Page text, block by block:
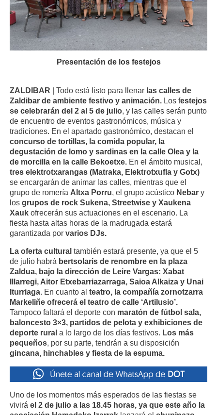
Presentación de los festejos
ZALDIBAR | Todo está listo para llenar las calles de
Zaldibar de ambiente festivo y animación. Los festejos
se celebrarán del 2 al 5 de julio, y las calles serán punto
de encuentro de eventos gastronómicos, música y
tradiciones. En el apartado gastronómico, destacan el
concurso de tortillas, la comida popular, la
degustación de lomo y sardinas en la calle Olea y la
de morcilla en la calle Bekoetxe. En el ámbito musical,
tres elektrotxarangas (Matraka, Elektrotxufla y Gotx)
se encargarán de animar las calles, mientras que el
grupo de romería Altxa Porru, el grupo acústico Nebar y
los grupos de rock Sukena, Streetwise y Xaukena
Xauk ofrecerán sus actuaciones en el escenario. La
fiesta hasta altas horas de la madrugada estará
garantizada por varios DJs.
La oferta cultural también estará presente, ya que el 5
de julio habrá bertsolaris de renombre en la plaza
Zaldua, bajo la dirección de Leire Vargas: Xabat
Illarregi, Aitor Etxebarriazarraga, Saioa Alkaiza y Unai
Iturriaga. En cuanto al teatro, la compañía zornotzarra
Markeliñe ofrecerá el teatro de calle ‘Artilusio’.
Tampoco faltará el deporte con maratón de fútbol sala,
baloncesto 3×3, partidos de pelota y exhibiciones de
deporte rural a lo largo de los días festivos. Los más
pequeños, por su parte, tendrán a su disposición
gincana, hinchables y fiesta de la espuma.
Uno de los momentos más esperados de las fiestas se
vivirá el 2 de julio a las 18.45 horas, ya que este año la